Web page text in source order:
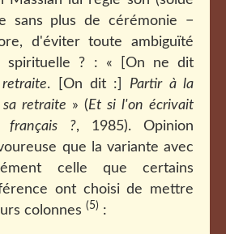
sans plus de cérémonie −
d'éviter toute ambiguïté
spirituelle ? : « [On ne dit
. [On dit :] Partir à la
retraite » (Et si l'on écrivait
français ?, 1985). Opinion
que la variante avec
celle que certains
ont choisi de mettre
colonnes (5) :